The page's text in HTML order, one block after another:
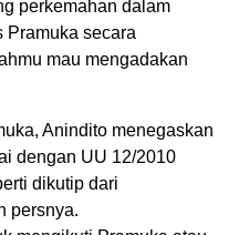
perkemahan dalam
Pramuka secara
mau mengadakan
Anindito menegaskan
dengan UU 12/2010
dikutip dari
persnya.